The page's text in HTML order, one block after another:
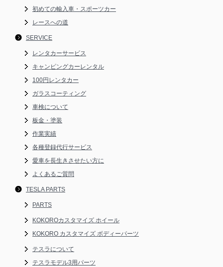
初めての輸入車・スポーツカー
レースへの道
SERVICE
レンタカーサービス
キャンピングカーレンタル
100円レンタカー
ガラスコーティング
車検について
板金・塗装
作業実績
各種登録代行サービス
愛車を長生きさせたい方に
よくあるご質問
TESLA PARTS
PARTS
KOKOROカスタマイズ ホイール
KOKORO カスタマイズ ボディーパーツ
テスラについて
テスラモデル3用パーツ